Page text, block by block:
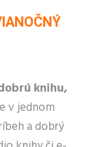
knihu,
v jednom
a dobrý